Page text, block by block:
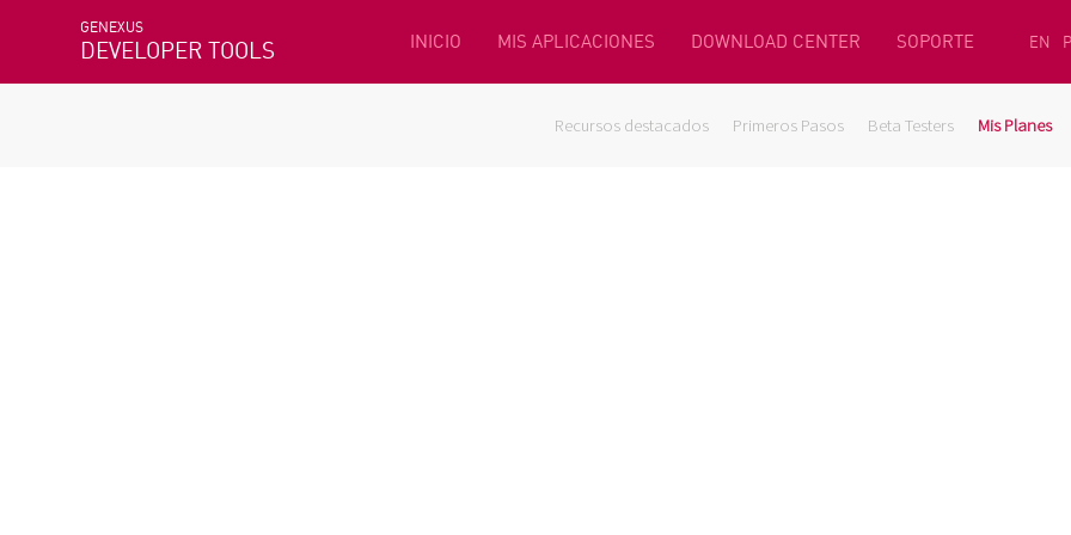
GENEXUS
DEVELOPER TOOLS INICIO MIS APLICACIONES DOWNLOAD CENTER SOPORTE EN
Recursos destacados Primeros Pasos Beta Testers Mis Planes